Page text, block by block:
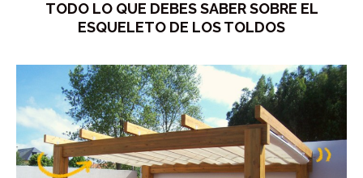
TODO LO QUE DEBES SABER SOBRE EL
ESQUELETO DE LOS TOLDOS